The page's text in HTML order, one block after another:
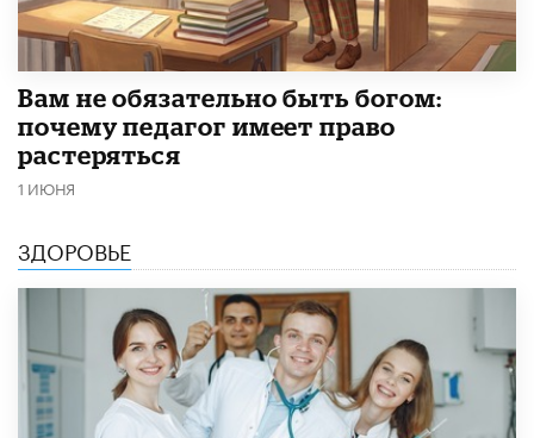
​Вам не обязательно быть богом:
почему педагог имеет право
растеряться
1 ИЮНЯ
ЗДОРОВЬЕ